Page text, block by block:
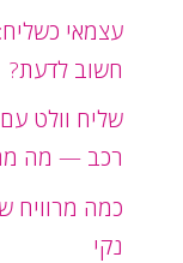
עצמאי
חשוב לדעת?
שליח וולט
רכב — מה
כמה מרוויח
נקי